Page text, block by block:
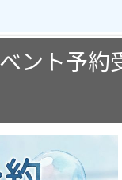
ント予約